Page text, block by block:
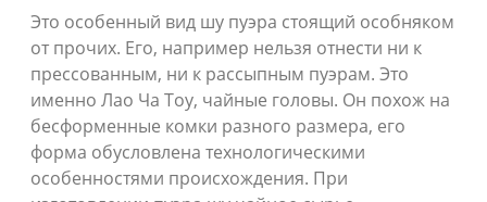
Это особенный вид шу пуэра стоящий особняком
от прочих. Его, например нельзя отнести ни к
прессованным, ни к рассыпным пуэрам. Это
именно Лао Ча Тоу, чайные головы. Он похож на
бесформенные комки разного размера, его
форма обусловлена технологическими
особенностями происхождения. При